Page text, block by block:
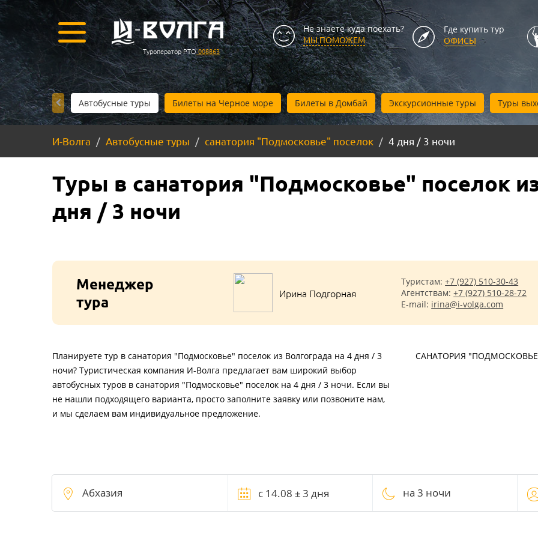
Туроператор РТО008863
Не знаете куда поехать?
МЫ ПОМОЖЕМ
Где купить тур
ОФИСЫ
Автобусные туры Билеты на Черное море Билеты в Домбай Экскурсионные туры Туры
И-Волга Автобусные туры санатория "Подмосковье" поселок 4 дня / 3 ночи
Туры в санатория "Подмосковье" поселок
дня / 3 ночи
Менеджер
тура
Ирина Подгорная
Туристам:+7 (927) 510-30-43
Агентствам:+7 (927) 510-28-72
E-mail: irina@i-volga.com
Планируете тур в санатория "Подмосковье" поселок из Волгограда на 4 дня / 3
ночи? Туристическая компания И-Волга предлагает вам широкий выбор
автобусных туров в санатория "Подмосковье" поселок на 4 дня / 3 ночи. Если вы
не нашли подходящего варианта, просто заполните заявку или позвоните нам,
и мы сделаем вам индивидуальное предложение.
САНАТОРИЯ
на 3 ночи